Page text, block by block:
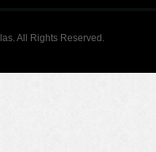
All Rights Reserved.